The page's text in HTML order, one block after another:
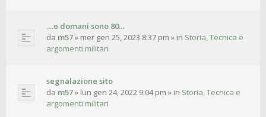
....e domani sono 80...
da m57» mer gen 25, 2023 8:37 pm » in Storia, Tecnica e
argomenti militari
segnalazione sito
da m57» lun gen 24, 2022 9:04 pm » in Storia, Tecnica e
argomenti militari